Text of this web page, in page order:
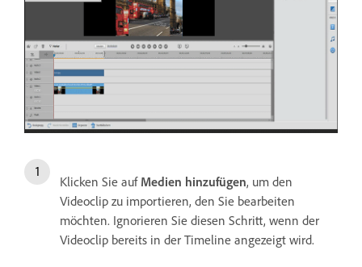
Klicken Sie auf Medien hinzufügen, um den
Videoclip zu importieren, den Sie bearbeiten
möchten. Ignorieren Sie diesen Schritt, wenn der
Videoclip bereits in der Timeline angezeigt wird.